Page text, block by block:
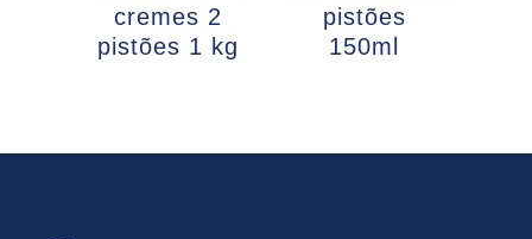
cremes 2
pistões 1 kg
pistões
150ml